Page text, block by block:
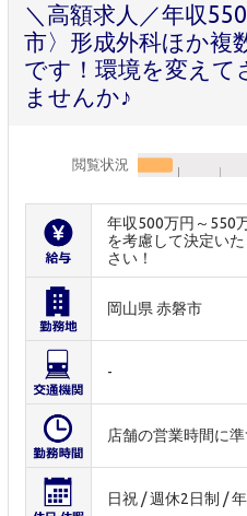
＼高額求人／年収
市〉形成外科ほか複
です！環境を変えて
ませんか♪
閲覧状況
年収500万円～550
を考慮して決定い
さい！
岡山県 赤磐市
-
店舗の営業時間に準
日祝 / 週休2日制 /